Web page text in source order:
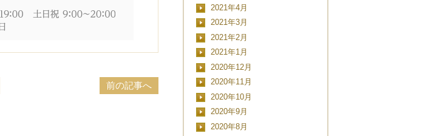
前の記事へ
2021年4月
2021年3月
2021年2月
2021年1月
2020年12月
2020年11月
2020年10月
2020年9月
2020年8月